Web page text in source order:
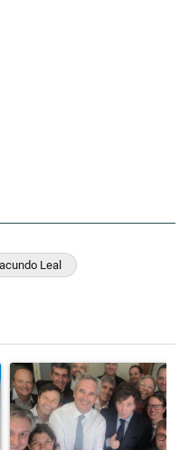
Leal
"Negociaciones en el
Un artículo de tendencia con